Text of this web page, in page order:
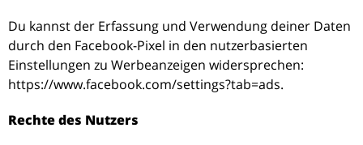
Du kannst der Erfassung und Verwendung deiner Daten
durch den Facebook-Pixel in den nutzerbasierten
Einstellungen zu Werbeanzeigen widersprechen:
https://www.facebook.com/settings?tab=ads.
Rechte des Nutzers